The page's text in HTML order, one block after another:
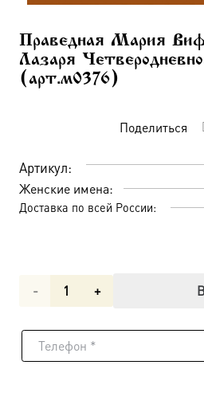
Праведная Мария
Лазаря
(арт.м0376)
Поделиться
Артикул:
Женские имена:
Доставка по всей России:
Количество
Праведная